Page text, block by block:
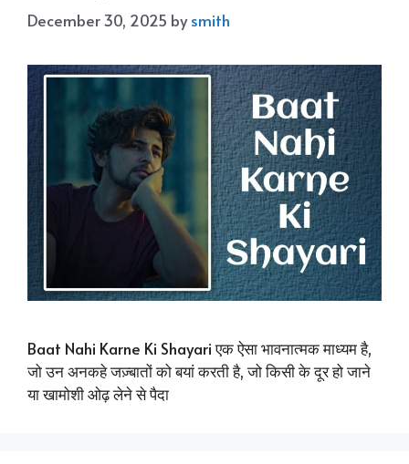
December 30, 2025 bysmith
Baat Nahi Karne Ki Shayari एक ऐसा भावनात्मक माध्यम है,
जो उन अनकहे जज़्बातों को बयां करती है, जो किसी के दूर हो जाने
या खामोशी ओढ़ लेने से पैदा